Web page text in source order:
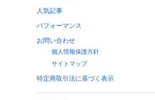
人気記事
パフォーマンス
お問い合わせ
個人情報保護方針
サイトマップ
特定商取引法に基づく表示